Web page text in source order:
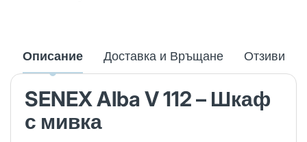
Описание Доставка и Връщане Отзиви
SENEX Alba V 112 – Шкаф
с мивка